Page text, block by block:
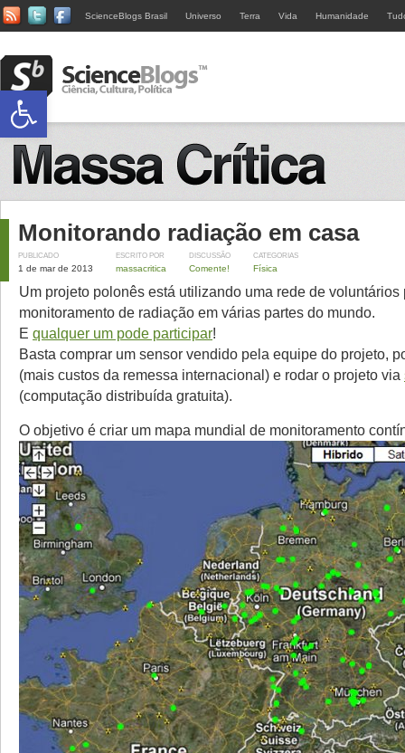
ScienceBlogs Brasil Universo Terra Vida Humanidade
Monitorando radiação em casa
PUBLICADO
1 de mar de 2013
ESCRITO POR
massacritica
DISCUSSÃO
Comente!
CATEGORIAS
Física
Um projeto polonês está utilizando uma rede de voluntários
monitoramento de radiação em várias partes do mundo.
E qualquer um pode participar!
Basta comprar um sensor vendido pela equipe do projeto,
(mais custos da remessa internacional) e rodar o projeto via
(computação distribuída gratuita).
O objetivo é criar um mapa mundial de monitoramento
Abrir a barra de ferramentas